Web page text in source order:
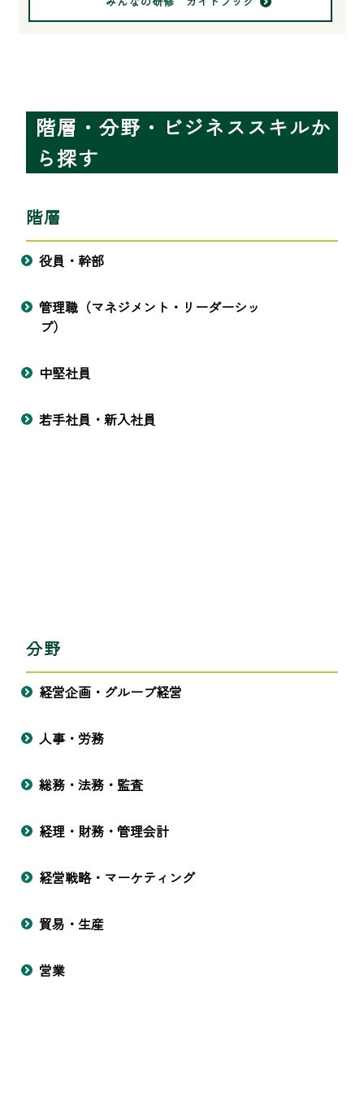
階層・分野・ビジネススキルか
ら探す
階層
役員・幹部
管理職（マネジメント・リーダーシッ
プ）
中堅社員
若手社員・新入社員
分野
経営企画・グループ経営
人事・労務
総務・法務・監査
経理・財務・管理会計
経営戦略・マーケティング
貿易・生産
営業